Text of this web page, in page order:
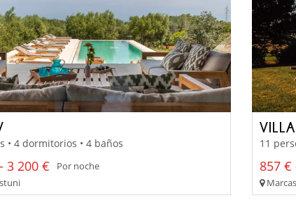
• 4 dormitorios • 4 baños
3 200 €
Por noche
11
857 €